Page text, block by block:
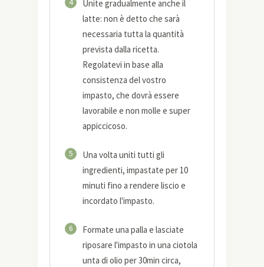
Unite gradualmente anche il
latte: non è detto che sarà
necessaria tutta la quantità
prevista dalla ricetta.
Regolatevi in base alla
consistenza del vostro
impasto, che dovrà essere
lavorabile e non molle e super
appiccicoso.
5
Una volta uniti tutti gli
ingredienti, impastate per 10
minuti fino a rendere liscio e
incordato l'impasto.
6
Formate una palla e lasciate
riposare l'impasto in una ciotola
unta di olio per 30min circa,